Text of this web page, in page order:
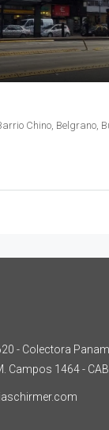
- Colectora
Campos 1464 -